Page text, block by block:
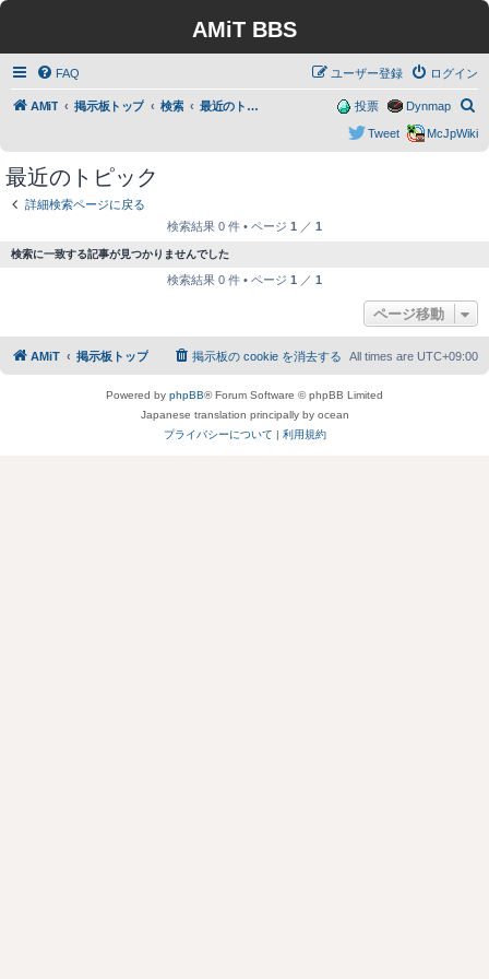
AMiT BBS
FAQ ログイン
ユーザー登録
AMiT 掲示板トップ 検索 最近のトピック
索
Dynmap
投票
McJpWiki
Tweet
最近のトピック
詳細検索ページに戻る
検索結果 0 件 • ページ 1 ／ 1
検索に一致する記事が見つかりませんでした
検索結果 0 件 • ページ 1 ／ 1
ページ移動
AMiT 掲示板トップ All times are UTC+09:00
掲示板の cookie を消去する
Powered by phpBB® Forum Software © phpBB Limited
Japanese translation principally by ocean
プライバシーについて | 利用規約